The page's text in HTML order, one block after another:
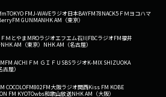
TOKYO FMJ-WAVEラジオ日本BAYFM78NACK5 ＦＭヨコハマ
FM GUNMANHK AM（東京）
ＦＭとやまMROラジオエフエム石川FBCラジオFM福井
NHK AM（東京） NHK AM（名古屋）
FM AICHI ＦＭ ＧＩＦＵ SBSラジオK-MIX SHIZUOKA
屋）
COCOLOFM802FM大阪ラジオ関西Kiss FM KOBE
FM KYOTOwbs和歌山放送NHK AM（大阪）